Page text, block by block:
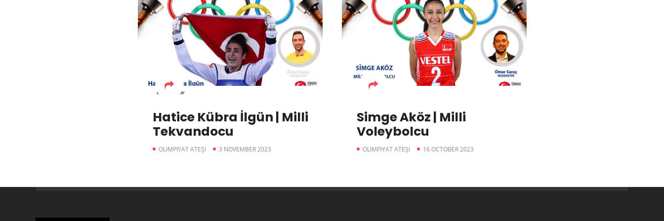
Hatice Kübra İlgün | Milli
Tekvandocu
OLIMPIYAT ATEŞI 3 NOVEMBER 2023
Simge Aköz | Milli
Voleybolcu
OLIMPIYAT ATEŞI 16 OCTOBER 2023